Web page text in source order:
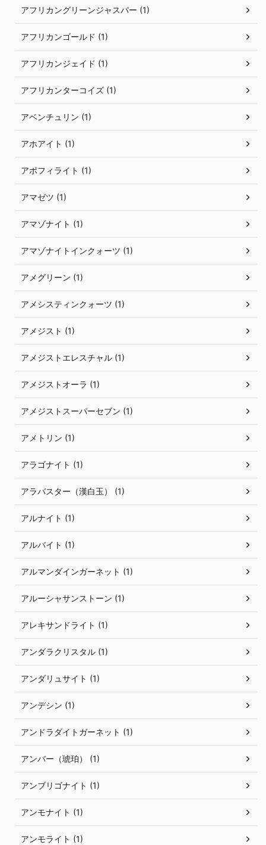
アフリカングリーンジャスパー (1)
アフリカンゴールド (1)
アフリカンジェイド (1)
アフリカンターコイズ (1)
アベンチュリン (1)
アホアイト (1)
アポフィライト (1)
アマゼツ (1)
アマゾナイト (1)
アマゾナイトインクォーツ (1)
アメグリーン (1)
アメシスティンクォーツ (1)
アメジスト (1)
アメジストエレスチャル (1)
アメジストオーラ (1)
アメジストスーパーセブン (1)
アメトリン (1)
アラゴナイト (1)
アラバスター（漢白玉） (1)
アルナイト (1)
アルバイト (1)
アルマンダインガーネット (1)
アルーシャサンストーン (1)
アレキサンドライト (1)
アンダラクリスタル (1)
アンダリュサイト (1)
アンデシン (1)
アンドラダイトガーネット (1)
アンバー（琥珀） (1)
アンブリゴナイト (1)
アンモナイト (1)
アンモライト (1)